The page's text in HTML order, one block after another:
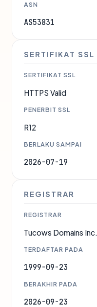
ASN
AS53831
SERTIFIKAT SSL
SERTIFIKAT SSL
HTTPS Valid
PENERBIT SSL
R12
BERLAKU SAMPAI
2026-07-19
REGISTRAR
REGISTRAR
Tucows Domains Inc.
TERDAFTAR PADA
1999-09-23
BERAKHIR PADA
2026-09-23